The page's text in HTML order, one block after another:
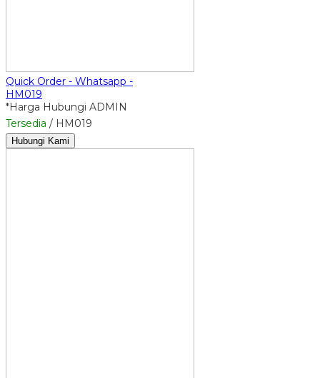
Quick Order - Whatsapp -
HM019
*Harga Hubungi ADMIN
Tersedia / HM019
Hubungi Kami